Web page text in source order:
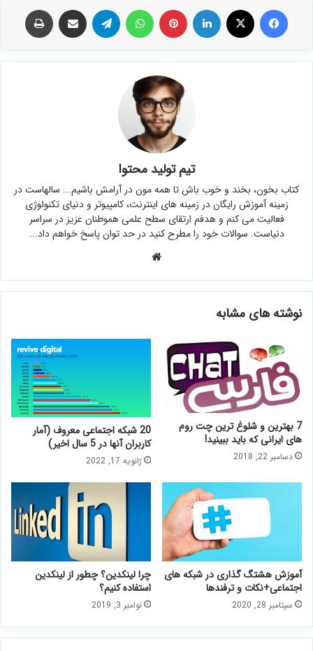
فیس بوک لینکدین ‫پین‌ترست تلگرام اشتراک گذاری از طریق ایمیل
تیم تولید محتوا
کتاب بخون، بخند و خوب باش تا همه مون در آرامش باشیم... سالهاست در
زمینه آموزش رایگان در زمینه های اینترنت، کامپیوتر و دنیای تکنولوژی
فعالیت می کنم و هدفم ارتقای سطح علمی هموطنان عزیز در سراسر
دنیاست. سوالات خود را مطرح کنید در حد توان پاسخ خواهم داد...
نوشته های مشابه
7 بهترین و شلوغ ترین چت روم
های ایرانی که باید ببینید!
دسامبر 22, 2018
20 شبکه اجتماعی معروف (آمار
کاربران آنها در 5 سال اخیر)
ژانویه 17, 2022
آموزش هشتگ گذاری در شبکه های
اجتماعی+نکات و ترفندها
سپتامبر 28, 2020
چرا لینکدین؟ چطور از لینکدین
استفاده کنیم؟
نوامبر 3, 2019